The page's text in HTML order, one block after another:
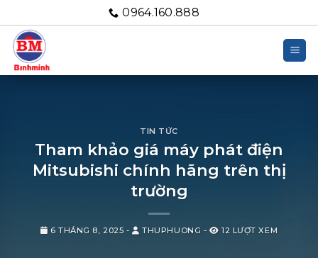
qua
nội
dung
0964.160.888
TIN TỨC
Tham khảo giá máy phát điện
Mitsubishi chính hãng trên thị
trường
6 THÁNG 8, 2025 - THUPHUONG - 12 LƯỢT XEM